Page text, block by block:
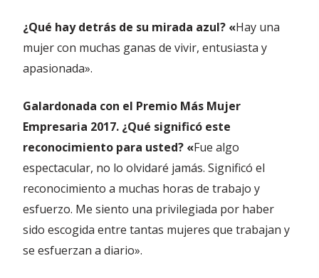
¿Qué hay detrás de su mirada azul? «Hay una
mujer con muchas ganas de vivir, entusiasta y
apasionada».
Galardonada con el Premio Más Mujer
Empresaria 2017. ¿Qué significó este
reconocimiento para usted? «Fue algo
espectacular, no lo olvidaré jamás. Significó el
reconocimiento a muchas horas de trabajo y
esfuerzo. Me siento una privilegiada por haber
sido escogida entre tantas mujeres que trabajan y
se esfuerzan a diario».